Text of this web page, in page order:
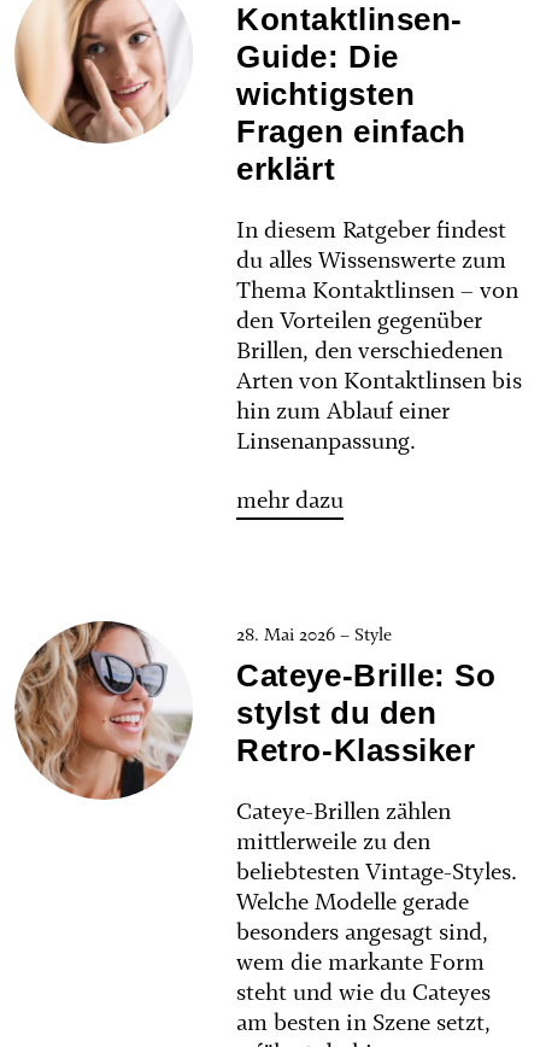
Kontaktlinsen-
Guide: Die
wichtigsten
Fragen einfach
erklärt
In diesem Ratgeber findest
du alles Wissenswerte zum
Thema Kontaktlinsen – von
den Vorteilen gegenüber
Brillen, den verschiedenen
Arten von Kontaktlinsen bis
hin zum Ablauf einer
Linsenanpassung.
mehr dazu
28. Mai 2026 – Style
Cateye-Brille: So
stylst du den
Retro-Klassiker
Cateye-Brillen zählen
mittlerweile zu den
beliebtesten Vintage-Styles.
Welche Modelle gerade
besonders angesagt sind,
wem die markante Form
steht und wie du Cateyes
am besten in Szene setzt,